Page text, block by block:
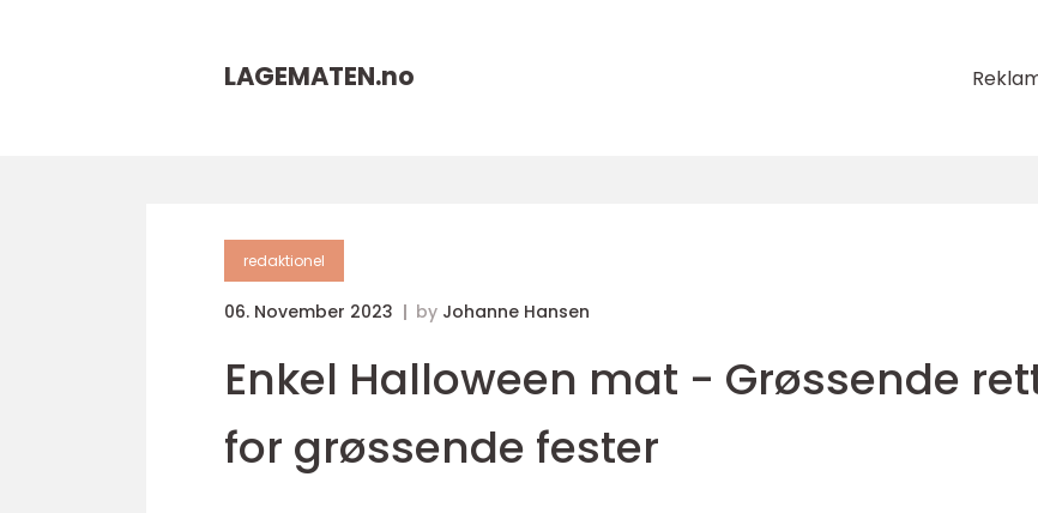
LAGEMATEN.no
redaktionel
06. November 2023 by Johanne Hansen
Enkel Halloween mat - Grøssende
for grøssende fester